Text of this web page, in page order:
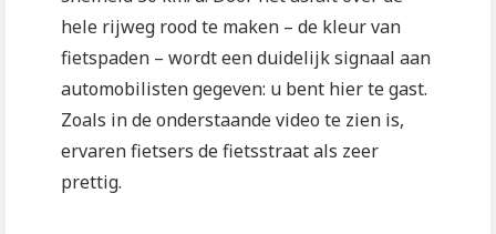
hele rijweg rood te maken – de kleur van
fietspaden – wordt een duidelijk signaal aan
automobilisten gegeven: u bent hier te gast.
Zoals in de onderstaande video te zien is,
ervaren fietsers de fietsstraat als zeer
prettig.